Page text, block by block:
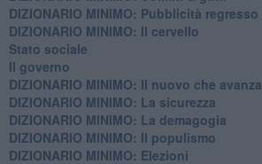
DIZIONARIO MINIMO: ​Pubblicità regresso
DIZIONARIO MINIMO: Il cervello
Stato sociale
Il governo
DIZIONARIO MINIMO: Il nuovo che avanza
DIZIONARIO MINIMO: La sicurezza
DIZIONARIO MINIMO: La demagogia
DIZIONARIO MINIMO: Il populismo
DIZIONARIO MINIMO: Elezioni